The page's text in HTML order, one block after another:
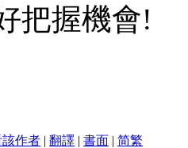
把握機會!
該作者 | 翻譯 | 書面 | 简繁